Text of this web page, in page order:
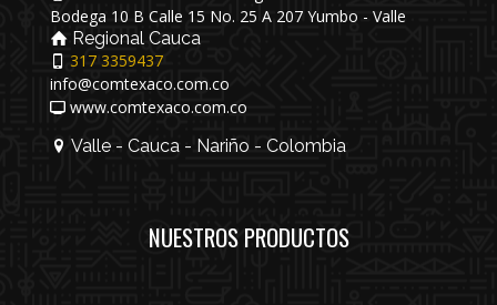
Bodega 10 B Calle 15 No. 25 A 207 Yumbo - Valle
Regional Cauca
317 3359437
info@comtexaco.com.co
www.comtexaco.com.co
Valle - Cauca - Nariño - Colombia
NUESTROS PRODUCTOS